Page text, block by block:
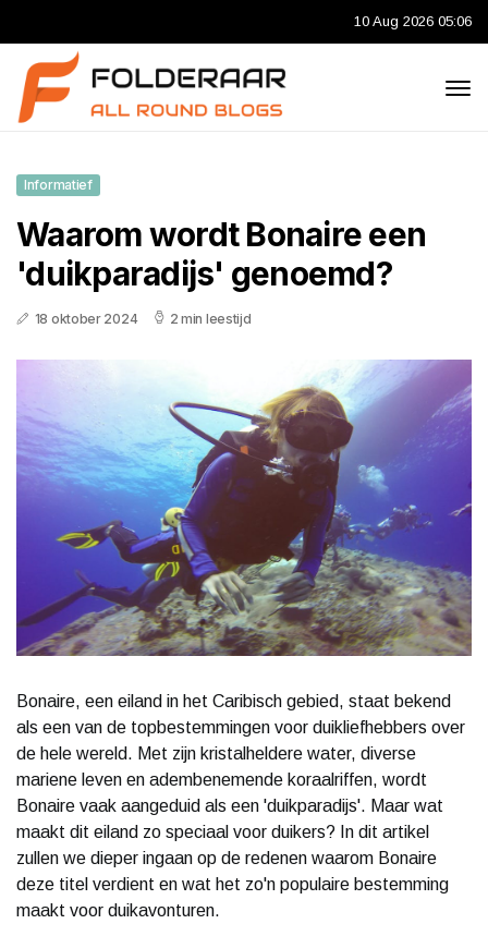
10 Aug 2026 05:06
Informatief
Waarom wordt Bonaire een
'duikparadijs' genoemd?
18 oktober 2024 2 min leestijd
Bonaire, een eiland in het Caribisch gebied, staat bekend
als een van de topbestemmingen voor duikliefhebbers over
de hele wereld. Met zijn kristalheldere water, diverse
mariene leven en adembenemende koraalriffen, wordt
Bonaire vaak aangeduid als een 'duikparadijs'. Maar wat
maakt dit eiland zo speciaal voor duikers? In dit artikel
zullen we dieper ingaan op de redenen waarom Bonaire
deze titel verdient en wat het zo'n populaire bestemming
maakt voor duikavonturen.